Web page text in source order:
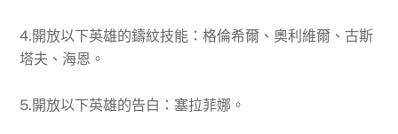
4.開放以下英雄的鑄紋技能：格倫希爾、奧利維爾、古斯
塔夫、海恩。
5.開放以下英雄的告白：塞拉菲娜。